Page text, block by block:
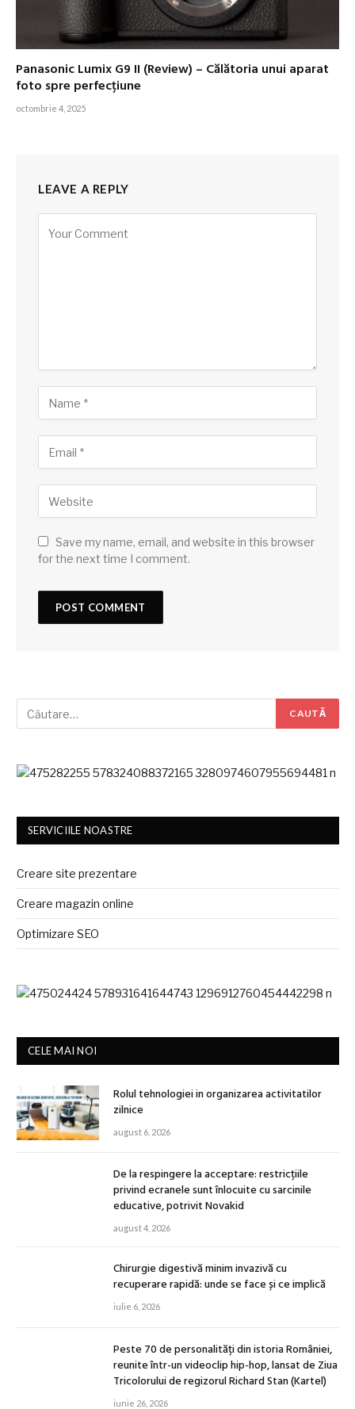
Panasonic Lumix G9 II (Review) – Călătoria unui aparat
foto spre perfecțiune
octombrie 4, 2025
LEAVE A REPLY
Save my name, email, and website in this browser
for the next time I comment.
SERVICIILE NOASTRE
Creare site prezentare
Creare magazin online
Optimizare SEO
CELE MAI NOI
Rolul tehnologiei in organizarea activitatilor
zilnice
august 6, 2026
De la respingere la acceptare: restricțiile
privind ecranele sunt înlocuite cu sarcinile
educative, potrivit Novakid
august 4, 2026
Chirurgie digestivă minim invazivă cu
recuperare rapidă: unde se face și ce implică
iulie 6, 2026
Peste 70 de personalități din istoria României,
reunite într-un videoclip hip-hop, lansat de Ziua
Tricolorului de regizorul Richard Stan (Kartel)
iunie 26, 2026